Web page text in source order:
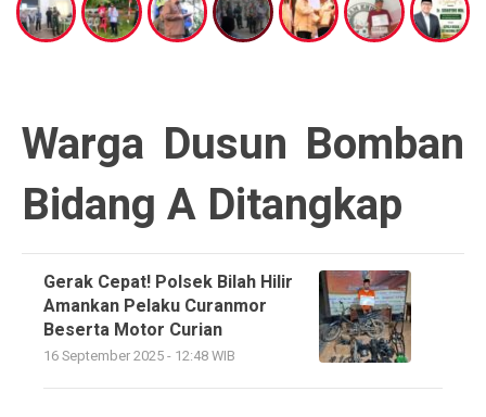
Warga Dusun Bomban
Bidang A Ditangkap
Gerak Cepat! Polsek Bilah Hilir
Amankan Pelaku Curanmor
Beserta Motor Curian
16 September 2025 - 12:48 WIB